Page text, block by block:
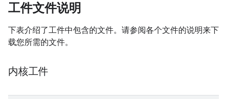
工件文件说明
下表介绍了工件中包含的文件。请参阅各个文件的说明来下
载您所需的文件。
内核工件